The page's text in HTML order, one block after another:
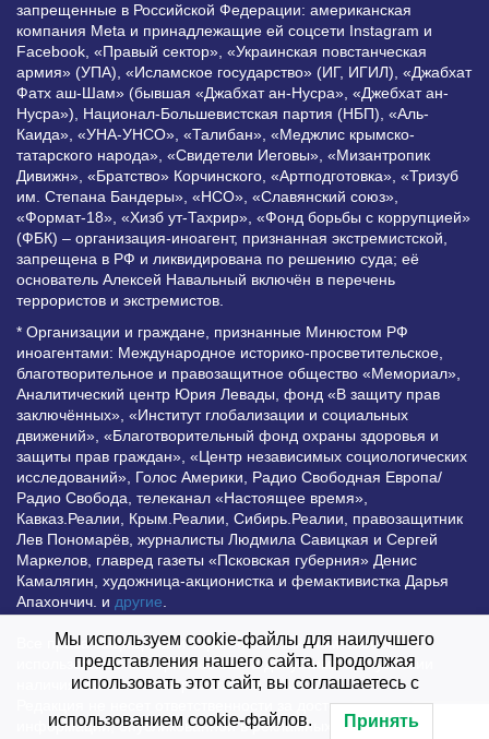
запрещенные в Российской Федерации: американская
компания Meta и принадлежащие ей соцсети Instagram и
Facebook, «Правый сектор», «Украинская повстанческая
армия» (УПА), «Исламское государство» (ИГ, ИГИЛ), «Джабхат
Фатх аш-Шам» (бывшая «Джабхат ан-Нусра», «Джебхат ан-
Нусра»), Национал-Большевистская партия (НБП), «Аль-
Каида», «УНА-УНСО», «Талибан», «Меджлис крымско-
татарского народа», «Свидетели Иеговы», «Мизантропик
Дивижн», «Братство» Корчинского, «Артподготовка», «Тризуб
им. Степана Бандеры», «НСО», «Славянский союз»,
«Формат-18», «Хизб ут-Тахрир», «Фонд борьбы с коррупцией»
(ФБК) – организация-иноагент, признанная экстремистской,
запрещена в РФ и ликвидирована по решению суда; её
основатель Алексей Навальный включён в перечень
террористов и экстремистов.
* Организации и граждане, признанные Минюстом РФ
иноагентами: Международное историко-просветительское,
благотворительное и правозащитное общество «Мемориал»,
Аналитический центр Юрия Левады, фонд «В защиту прав
заключённых», «Институт глобализации и социальных
движений», «Благотворительный фонд охраны здоровья и
защиты прав граждан», «Центр независимых социологических
исследований», Голос Америки, Радио Свободная Европа/
Радио Свобода, телеканал «Настоящее время»,
Кавказ.Реалии, Крым.Реалии, Сибирь.Реалии, правозащитник
Лев Пономарёв, журналисты Людмила Савицкая и Сергей
Маркелов, главред газеты «Псковская губерния» Денис
Камалягин, художница-акционистка и фемактивистка Дарья
Апахончич. и другие.
Все права защищены и охраняются законом. Любое
использование материалов сайта допустимо при условии
наличия активной гиперссылки на Vesti.UZ.
Редакция не несет ответственности за достоверность
информации, опубликованной в рекламных объявлениях.
Мы используем cookie-файлы для наилучшего
представления нашего сайта. Продолжая
использовать этот сайт, вы соглашаетесь с
использованием cookie-файлов. Принять